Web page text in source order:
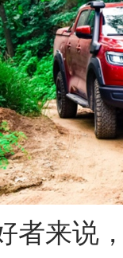
来说，